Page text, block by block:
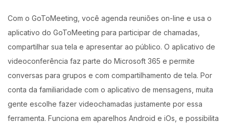
Com o GoToMeeting, você agenda reuniões on-line e usa o
aplicativo do GoToMeeting para participar de chamadas,
compartilhar sua tela e apresentar ao público. O aplicativo de
videoconferência faz parte do Microsoft 365 e permite
conversas para grupos e com compartilhamento de tela. Por
conta da familiaridade com o aplicativo de mensagens, muita
gente escolhe fazer videochamadas justamente por essa
ferramenta. Funciona em aparelhos Android e iOs, e possibilita
Login with OTP
Phone*
Login with OTP
Login with Password